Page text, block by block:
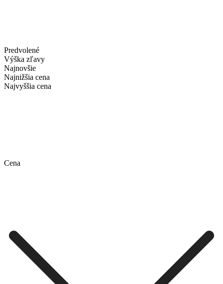
Predvolené
Výška zľavy
Najnovšie
Najnižšia cena
Najvyššia cena
Cena